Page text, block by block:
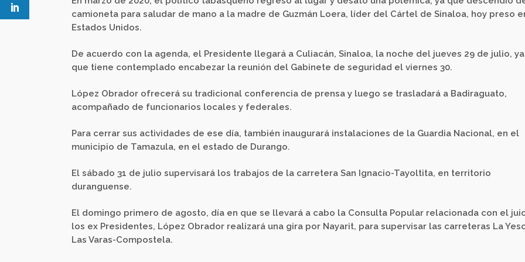
camioneta para saludar de mano a la madre de Guzmán Loera, líder del Cártel de Sinaloa, hoy preso
Estados Unidos.
De acuerdo con la agenda, el Presidente llegará a Culiacán, Sinaloa, la noche del jueves 29 de julio, ya
que tiene contemplado encabezar la reunión del Gabinete de seguridad el viernes 30.
López Obrador ofrecerá su tradicional conferencia de prensa y luego se trasladará a Badiraguato,
acompañado de funcionarios locales y federales.
Para cerrar sus actividades de ese día, también inaugurará instalaciones de la Guardia Nacional, en el
municipio de Tamazula, en el estado de Durango.
El sábado 31 de julio supervisará los trabajos de la carretera San Ignacio-Tayoltita, en territorio
duranguense.
El domingo primero de agosto, día en que se llevará a cabo la Consulta Popular relacionada con el
los ex Presidentes, López Obrador realizará una gira por Nayarit, para supervisar las carreteras La
Las Varas-Compostela.